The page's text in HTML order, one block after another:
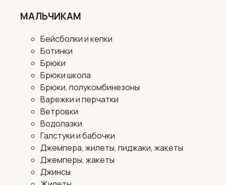
МАЛЬЧИКАМ
Бейсболки и кепки
Ботинки
Брюки
Брюки школа
Брюки, полукомбинезоны
Варежки и перчатки
Ветровки
Водолазки
Галстуки и бабочки
Джемпера, жилеты, пиджаки, жакеты
Джемперы, жакеты
Джинсы